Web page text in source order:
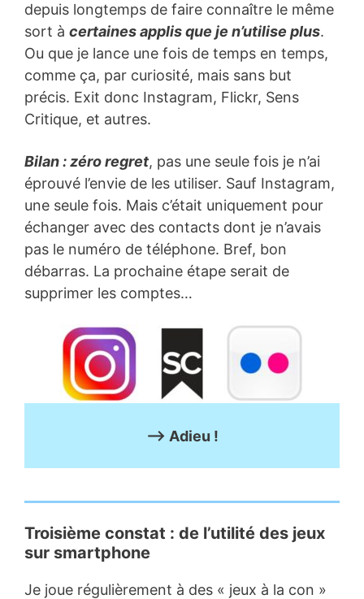
depuis longtemps de faire connaître le même
sort à certaines applis que je n’utilise plus.
Ou que je lance une fois de temps en temps,
comme ça, par curiosité, mais sans but
précis. Exit donc Instagram, Flickr, Sens
Critique, et autres.
Bilan : zéro regret, pas une seule fois je n’ai
éprouvé l’envie de les utiliser. Sauf Instagram,
une seule fois. Mais c’était uniquement pour
échanger avec des contacts dont je n’avais
pas le numéro de téléphone. Bref, bon
débarras. La prochaine étape serait de
supprimer les comptes…
–> Adieu !
Troisième constat : de l’utilité des jeux
sur smartphone
Je joue régulièrement à des « jeux à la con »